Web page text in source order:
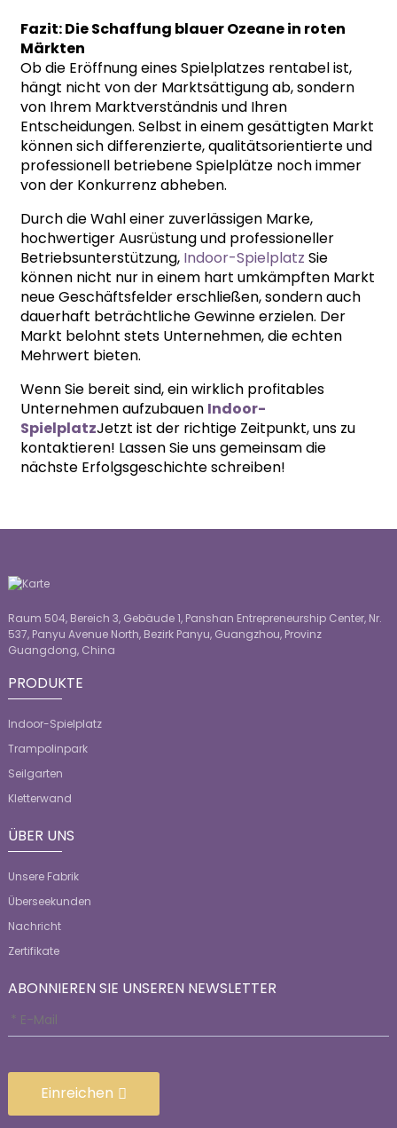
Fazit: Die Schaffung blauer Ozeane in roten
Märkten
Ob die Eröffnung eines Spielplatzes rentabel ist,
hängt nicht von der Marktsättigung ab, sondern
von Ihrem Marktverständnis und Ihren
Entscheidungen. Selbst in einem gesättigten Markt
können sich differenzierte, qualitätsorientierte und
professionell betriebene Spielplätze noch immer
von der Konkurrenz abheben.
Durch die Wahl einer zuverlässigen Marke,
hochwertiger Ausrüstung und professioneller
Betriebsunterstützung,Indoor-Spielplatz Sie
können nicht nur in einem hart umkämpften Markt
neue Geschäftsfelder erschließen, sondern auch
dauerhaft beträchtliche Gewinne erzielen. Der
Markt belohnt stets Unternehmen, die echten
Mehrwert bieten.
Wenn Sie bereit sind, ein wirklich profitables
Unternehmen aufzubauen Indoor-
SpielplatzJetzt ist der richtige Zeitpunkt, uns zu
kontaktieren! Lassen Sie uns gemeinsam die
nächste Erfolgsgeschichte schreiben!
Raum 504, Bereich 3, Gebäude 1, Panshan Entrepreneurship Center, Nr.
537, Panyu Avenue North, Bezirk Panyu, Guangzhou, Provinz
Guangdong, China
PRODUKTE
Indoor-Spielplatz
Trampolinpark
Seilgarten
Kletterwand
ÜBER UNS
Unsere Fabrik
Überseekunden
Nachricht
Zertifikate
ABONNIEREN SIE UNSEREN NEWSLETTER
Einreichen